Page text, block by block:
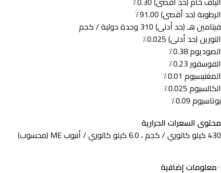
الرطوبة (حد أقصى) 91.00٪
فيتامين هـ (حد أدنى) 310 وحدة دولية / كجم
التورين (حد أدنى) 0.025٪
الصوديوم 0.38٪
الفوسفور 0.23٪
المغنيسيوم 0.01٪
الكالسيوم 0.025٪
بوتاسيوم 0.09٪
محتوى السعرات الحرارية
430 كيلو كالوري / كجم ، 6.0 كيلو كالوري / أنبوب ME (محسوب)
معلومات إضافية